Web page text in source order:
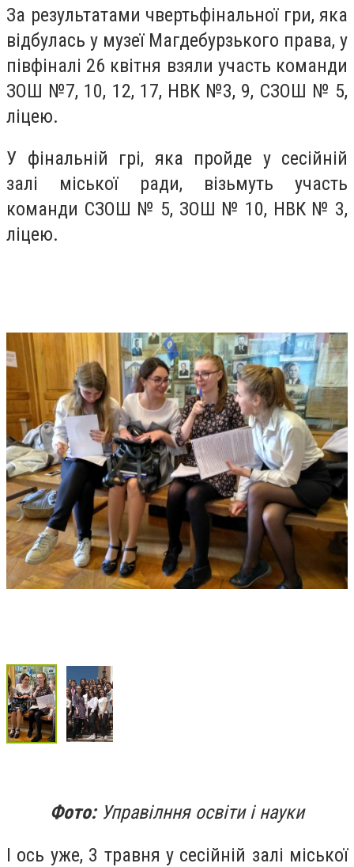
За результатами чвертьфінальної гри, яка
відбулась у музеї Магдебурзького права, у
півфіналі 26 квітня взяли участь команди
ЗОШ №7, 10, 12, 17, НВК №3, 9, СЗОШ № 5,
ліцею.
У фінальній грі, яка пройде у сесійній
залі міської ради, візьмуть участь
команди СЗОШ № 5, ЗОШ № 10, НВК № 3,
ліцею.
Фото:Управілння освіти і науки
І ось уже, 3 травня у сесійній залі міської